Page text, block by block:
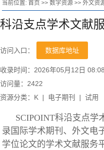
当前位置:首页 >>数字资源 >>外文资
科沿支点学术文献
访问入口： 数据库地址
收录时间：2026年05月12日 08:08
访问量： 2422
资源分类：K | 电子期刊 | 试用
SCIPOINT科沿支点学
录国际学术期刊、外文电
学位论文的学术文献服务